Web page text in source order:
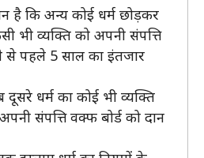
है कि अन्य कोई धर्म छोड़कर
भी व्यक्ति को अपनी संपत्ति
से पहले 5 साल का इंतजार
धर्म का कोई भी व्यक्ति
संपत्ति वक्फ बोर्ड को दान